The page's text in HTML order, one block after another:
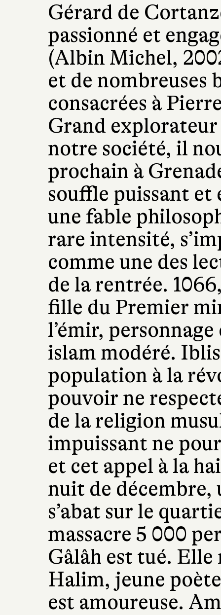
Gérard de
passionné et
(Albin Michel,
et de nombreuses
consacrées à
Grand
notre société, il
prochain à
souffle puissant et
une fable
rare intensité,
comme une des
de la rentrée.
fille du Premier
l’émir,
islam modéré.
population à la
pouvoir ne
de la religion
impuissant ne
et cet appel à la
nuit de décembre,
s’abat sur le
massacre 5 000
Gâlâh est tué. Elle
Halim, jeune
est amoureuse.